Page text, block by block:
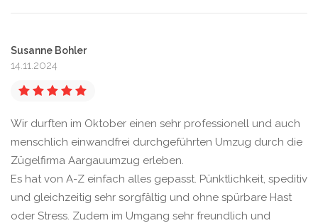
Susanne Bohler
14.11.2024
Wir durften im Oktober einen sehr professionell und auch
menschlich einwandfrei durchgeführten Umzug durch die
Zügelfirma Aargauumzug erleben.
Es hat von A-Z einfach alles gepasst. Pünktlichkeit, speditiv
und gleichzeitig sehr sorgfältig und ohne spürbare Hast
oder Stress. Zudem im Umgang sehr freundlich und